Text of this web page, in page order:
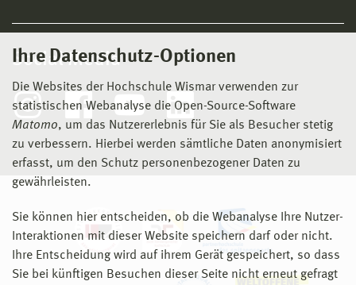
Ihre Datenschutz-Optionen
Die Websites der Hochschule Wismar verwenden zur
statistischen Webanalyse die Open-Source-Software
Matomo, um das Nutzererlebnis für Sie als Besucher stetig
zu verbessern. Hierbei werden sämtliche Daten anonymisiert
erfasst, um den Schutz personenbezogener Daten zu
gewährleisten.
Sie können hier entscheiden, ob die Webanalyse Ihre Nutzer-
Interaktionen mit dieser Website speichern darf oder nicht.
Ihre Entscheidung wird auf ihrem Gerät gespeichert, so dass
Sie bei künftigen Besuchen dieser Seite nicht erneut gefragt
Social Media